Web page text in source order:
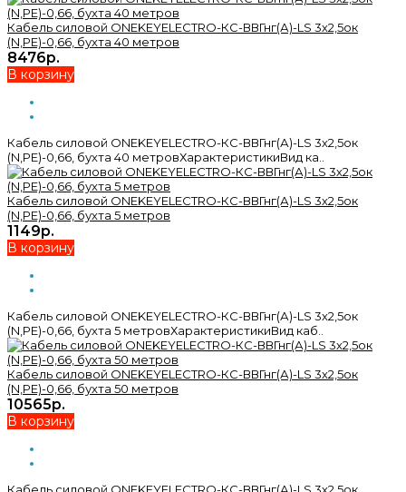
Кабель силовой ONEKEYELECTRO-КС-ВВГнг(А)-LS 3х2,5ок
(N,PE)-0,66, бухта 40 метров
8476р.
В корзину
Кабель силовой ONEKEYELECTRO-КС-ВВГнг(А)-LS 3х2,5ок
(N,PE)-0,66, бухта 40 метровХарактеристикиВид ка..
Кабель силовой ONEKEYELECTRO-КС-ВВГнг(А)-LS 3х2,5ок
(N,PE)-0,66, бухта 5 метров
1149р.
В корзину
Кабель силовой ONEKEYELECTRO-КС-ВВГнг(А)-LS 3х2,5ок
(N,PE)-0,66, бухта 5 метровХарактеристикиВид каб..
Кабель силовой ONEKEYELECTRO-КС-ВВГнг(А)-LS 3х2,5ок
(N,PE)-0,66, бухта 50 метров
10565р.
В корзину
Кабель силовой ONEKEYELECTRO-КС-ВВГнг(А)-LS 3х2,5ок